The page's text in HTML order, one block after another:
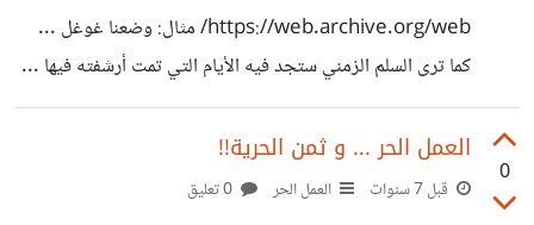
-التناسق . - إضافات أخرى ... https://i.suar.me/9q803/l
.... و شكرا
https://web.archive.org/web/ مثال: وضعنا غوغل ...
كما ترى السلم الزمني ستجد فيه الأيام التي تمت أرشفته فيها ...
تصفحها بنفسك :) https://i.suar.me/OQmKa/l و هذا
شكل غوغل في التسعينات 1999م:
https://i.suar.me/dqJ7p/l
0
العمل الحر ... و ثمن الحرية!!
قبل 7 سنوات العمل الحر